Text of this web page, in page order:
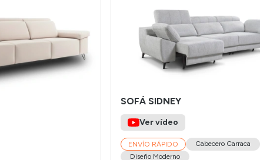
SOFÁ SIDNEY
Ver vídeo
ENVÍO RÁPIDO
Cabecero Carraca
Diseño Moderno